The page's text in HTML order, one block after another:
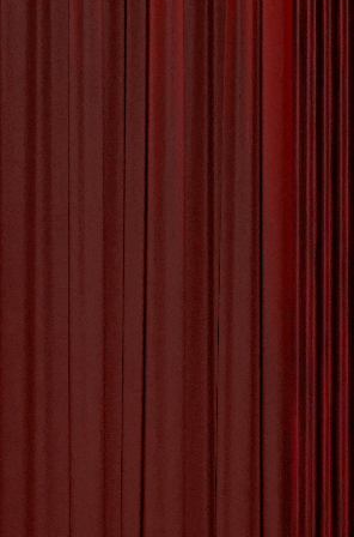
Een Kunstenaar Die Verbeelding tot
Chris Martin is een veelzijdige
die bekend staat om zijn unieke en
creaties. Geboren en getogen in
Martin een passie voor kunst die al
begon te bloeien. Zijn artistieke
geleid naar verschillende vormen
van expressie, van
[more…]
, artistiek talent,chris
martin kunstenaar creaties emotie
inspiratie ,
krachtige
kunstenaar materialen ,
menselijke
schoonheid originaliteit schilderijen ,
, verbeeldingskracht
Category: Uncategorized
Volgende